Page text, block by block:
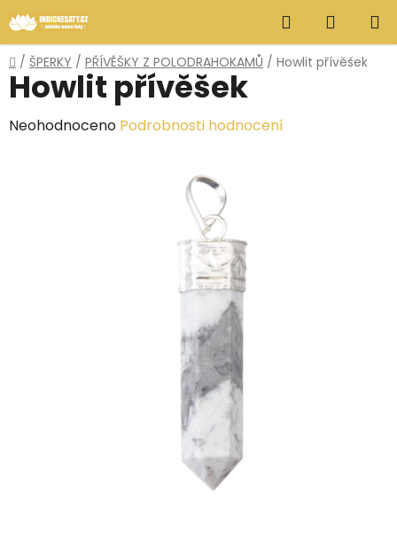
na
obsah
Hledat
KOŠÍK
Domů
/ ŠPERKY / PŘÍVĚŠKY Z POLODRAHOKAMŮ / Howlit přívěšek
Howlit přívěšek
Průměrné
Neohodnoceno Podrobnosti hodnocení